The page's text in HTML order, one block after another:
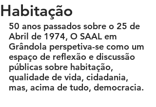
Habitação
50 anos passados sobre o 25 de
Abril de 1974, O SAAL em
Grândola perspetiva-se como um
espaço de reflexão e discussão
públicas sobre habitação,
qualidade de vida, cidadania,
mas, acima de tudo, democracia.